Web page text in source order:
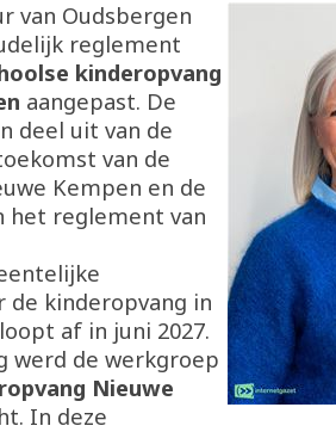
van Oudsbergen
reglement
kinderopvang
aangepast. De
deel uit van de
van de
Kempen en de
het reglement van
de kinderopvang in
af in juni 2027.
werd de werkgroep
Nieuwe
In deze